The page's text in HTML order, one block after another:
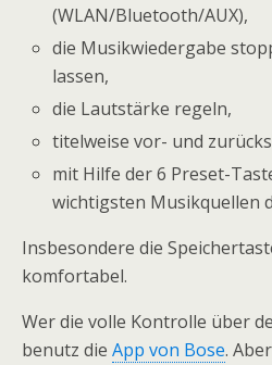
(WLAN/Bluetooth/AUX),
die Musikwiedergabe
lassen,
die Lautstärke regeln,
titelweise vor- und
mit Hilfe der 6 Preset-
wichtigsten Musikquellen
Insbesondere die
komfortabel.
Wer die volle Kontrolle über
benutz die App von Bose.